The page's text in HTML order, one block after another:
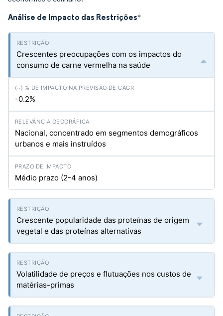
Análise de Impacto das Restrições*
Crescentes preocupações com os impactos do
consumo de carne vermelha na saúde
-0.2%
Nacional, concentrado em segmentos demográficos
urbanos e mais instruídos
Médio prazo (2-4 anos)
Crescente popularidade das proteínas de origem
vegetal e das proteínas alternativas
Volatilidade de preços e flutuações nos custos de
matérias-primas